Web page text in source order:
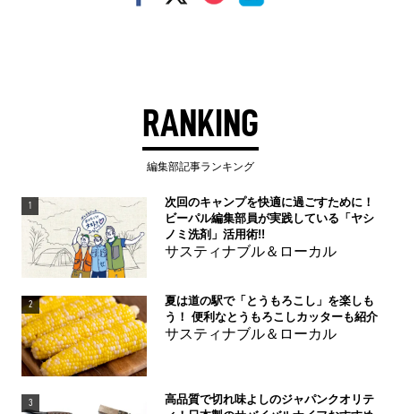
RANKING
編集部記事ランキング
1
次回のキャンプを快適に過ごすために！
ビーパル編集部員が実践している「ヤシ
ノミ洗剤」活用術!!
サスティナブル＆ローカル
2
夏は道の駅で「とうもろこし」を楽しも
う！ 便利なとうもろこしカッターも紹介
サスティナブル＆ローカル
3
高品質で切れ味よしのジャパンクオリテ